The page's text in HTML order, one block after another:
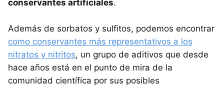
conservantes artificiales.
Además de sorbatos y sulfitos, podemos encontrar
como conservantes más representativos a los
nitratos y nitritos, un grupo de aditivos que desde
hace años está en el punto de mira de la
comunidad científica por sus posibles